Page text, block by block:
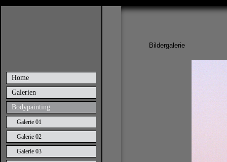
Home
Galerien
Bodypainting
Galerie 01
Galerie 02
Galerie 03
Bildergalerie